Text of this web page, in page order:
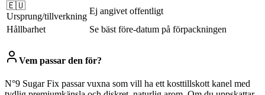
🇪🇺
Ursprung/tillverkning
Ej angivet offentligt
Hållbarhet
Se bäst före-datum på förpackningen
Vem passar den för?
N°9 Sugar Fix passar vuxna som vill ha ett kosttillskott kanel med